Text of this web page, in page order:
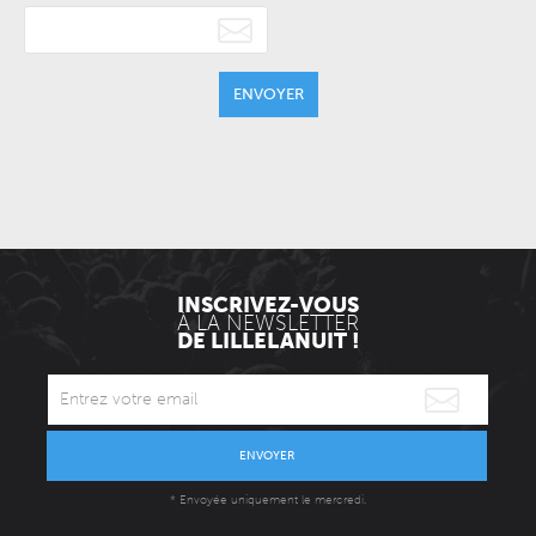
ENVOYER
INSCRIVEZ-VOUS
À LA NEWSLETTER
DE LILLELANUIT !
ENVOYER
* Envoyée uniquement le mercredi.